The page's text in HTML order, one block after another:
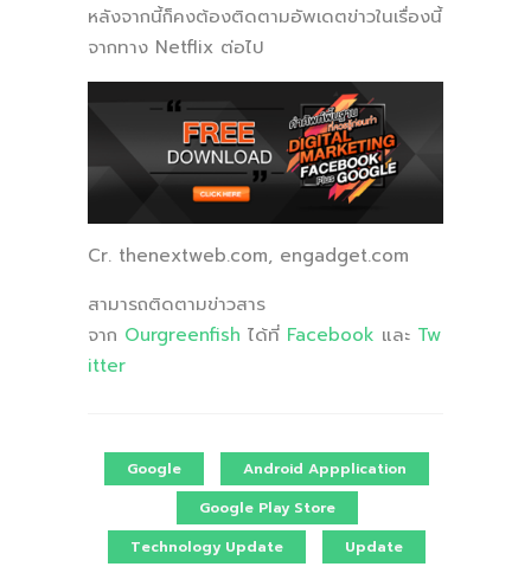
หลังจากนี้ก็คงต้องติดตามอัพเดตข่าวในเรื่องนี้
จากทาง Netflix ต่อไป
Cr. thenextweb.com, engadget.com
สามารถติดตามข่าวสาร
จาก Ourgreenfish ได้ที่ Facebook และ Tw
itter
Google
Android Appplication
Google Play Store
Technology Update
Update